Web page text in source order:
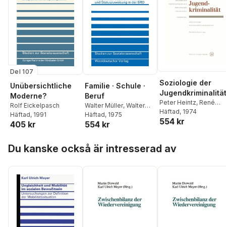
Del 107
Unübersichtliche
Moderne?
Rolf Eickelpasch
Häftad, 1991
405 kr
Familie · Schule ·
Beruf
Walter Müller, Walter
Müller
Häftad, 1975
554 kr
Soziologie der
Jugendkriminalität
Peter Heintz, René
König
Häftad, 1974
554 kr
Du kanske också är intresserad av